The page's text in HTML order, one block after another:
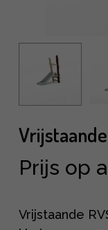
Prijs op
Vrijstaande